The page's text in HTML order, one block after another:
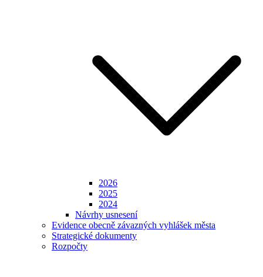
2026
2025
2024
Návrhy usnesení
Evidence obecně závazných vyhlášek města
Strategické dokumenty
Rozpočty